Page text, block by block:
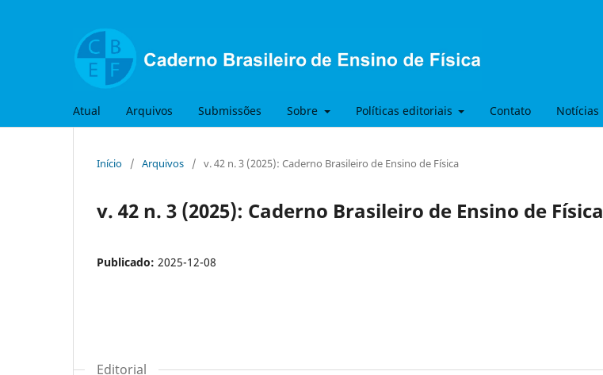
Atual Arquivos Submissões Sobre Políticas editoriais Contato Notícias
Início / Arquivos / v. 42 n. 3 (2025): Caderno Brasileiro de Ensino de Física
v. 42 n. 3 (2025): Caderno Brasileiro de Ensino de Física
Publicado: 2025-12-08
Editorial